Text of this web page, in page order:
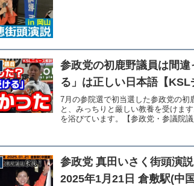
参政党の初鹿野議員は間
る」は正しい日本語【KSL
7月の参院選で初当選した参政党の
と、みっちりと厳しい教養を受けま
を浴びています。【参政党・参議院
参政党 真田いさく街頭演
2025年1月21日 倉敷駅(中